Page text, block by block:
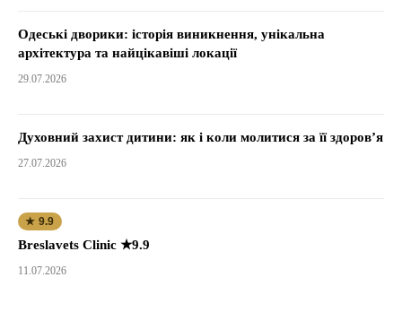
Одеські дворики: історія виникнення, унікальна
архітектура та найцікавіші локації
29.07.2026
Духовний захист дитини: як і коли молитися за її здоров’я
27.07.2026
★ 9.9
Breslavets Clinic ★9.9
11.07.2026